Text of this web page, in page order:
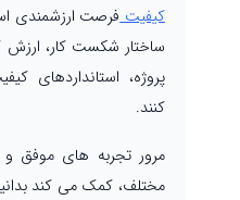
کیفیتفرصت ارزشمندی
ساختار شکست کار،
پروژه، استانداردهای
کنند.
مرور تجربه های موفق و
مختلف، کمک می کند